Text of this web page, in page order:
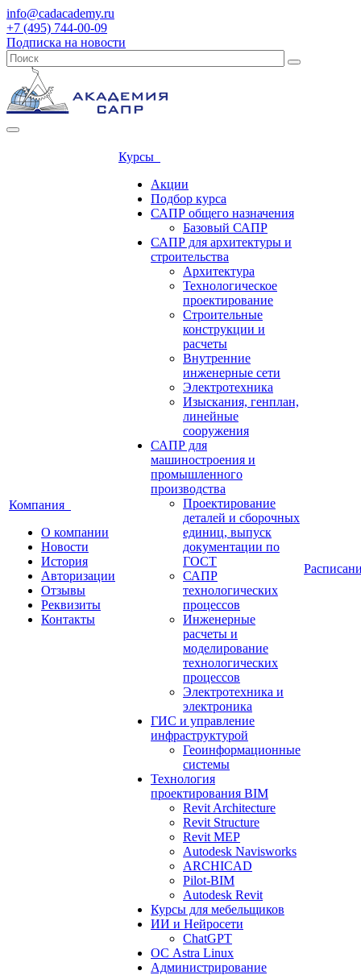
info@cadacademy.ru
+7 (495) 744-00-09
Подписка на новости
Компания
О компании
Новости
История
Авторизации
Отзывы
Реквизиты
Контакты
Курсы
Акции
Подбор курса
САПР общего назначения
Базовый САПР
САПР для архитектуры и
строительства
Архитектура
Технологическое
проектирование
Строительные
конструкции и
расчеты
Внутренние
инженерные сети
Электротехника
Изыскания, генплан,
линейные
сооружения
САПР для
машиностроения и
промышленного
производства
Проектирование
деталей и сборочных
единиц, выпуск
документации по
ГОСТ
САПР
технологических
процессов
Инженерные
расчеты и
моделирование
технологических
процессов
Электротехника и
электроника
ГИС и управление
инфраструктурой
Геоинформационные
системы
Технология
проектирования BIM
Revit Architecture
Revit Structure
Revit MEP
Autodesk Navisworks
ARCHICAD
Pilot-BIM
Autodesk Revit
Курсы для мебельщиков
ИИ и Нейросети
ChatGPT
ОС Astra Linux
Администрирование